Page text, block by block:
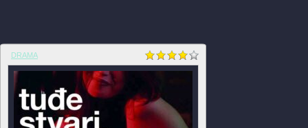
DRAMA